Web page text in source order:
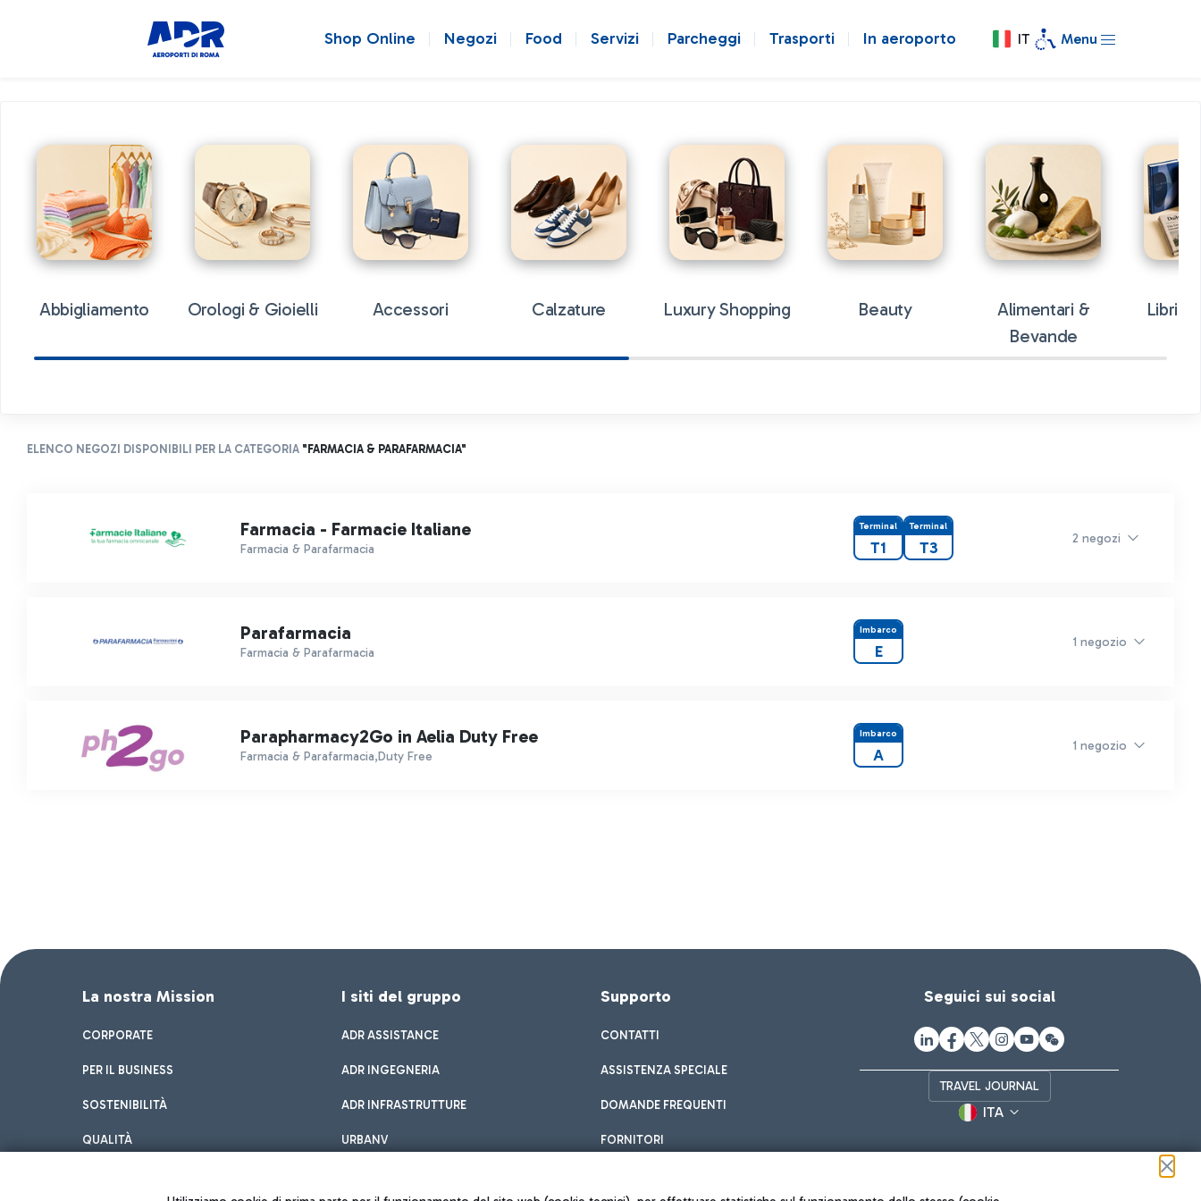
Shop Online Negozi Food Servizi Parcheggi Trasporti In aeroporto IT Menu
Abbigliamento Orologi & Gioielli Accessori Calzature Luxury Shopping Beauty
Alimentari &
Bevande
Libri &
ELENCO NEGOZI DISPONIBILI PER LA CATEGORIA "FARMACIA & PARAFARMACIA"
Farmacia - Farmacie Italiane
Farmacia & Parafarmacia
Terminal
T1
Terminal
T3 2 negozi
Parafarmacia
Farmacia & Parafarmacia
Imbarco
E 1 negozio
Parapharmacy2Go in Aelia Duty Free
Farmacia & Parafarmacia,Duty Free
Imbarco
A 1 negozio
La nostra Mission
CORPORATE
PER IL BUSINESS
SOSTENIBILITÀ
QUALITÀ
I siti del gruppo
ADR ASSISTANCE
ADR INGEGNERIA
ADR INFRASTRUTTURE
URBANV
Supporto
CONTATTI
ASSISTENZA SPECIALE
DOMANDE FREQUENTI
FORNITORI
Seguici sui social
TRAVEL JOURNAL
ITA